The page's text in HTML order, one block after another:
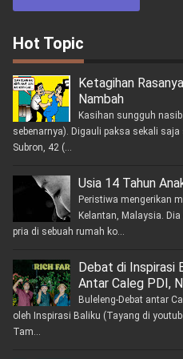
Hot Topic
Ketagihan
Nambah
Kasihan sungguh
sebenarnya). Digauli paksa sekali
Subron, 42 (...
Usia 14 Tahun
Peristiwa mengerikan
Kelantan, Malaysia.
pria di sebuah rumah ko...
Debat di Inspirasi
Antar Caleg PDI,
Buleleng-Debat antar
oleh Inspirasi Baliku (Tayang di
Tam...